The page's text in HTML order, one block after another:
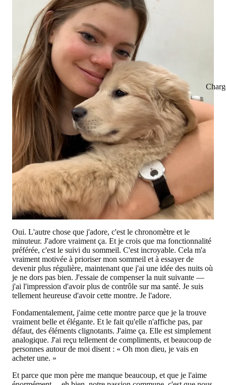
Oui. L'autre chose que j'adore, c'est le chronomètre et le
minuteur. J'adore vraiment ça. Et je crois que ma fonctionnalité
préférée, c'est le suivi du sommeil. C'est incroyable. Cela m'a
vraiment motivée à prioriser mon sommeil et à essayer de
devenir plus régulière, maintenant que j'ai une idée des nuits où
je ne dors pas bien. J'essaie de compenser la nuit suivante —
j'ai l'impression d'avoir plus de contrôle sur ma santé. Je suis
tellement heureuse d'avoir cette montre. Je l'adore.
Fondamentalement, j'aime cette montre parce que je la trouve
vraiment belle et élégante. Et le fait qu'elle n'affiche pas, par
défaut, des éléments clignotants. J'aime ça. Elle est simplement
analogique. J'ai reçu tellement de compliments, et beaucoup de
personnes autour de moi disent : « Oh mon dieu, je vais en
acheter une. »
Et parce que mon père me manque beaucoup, et que je l'aime